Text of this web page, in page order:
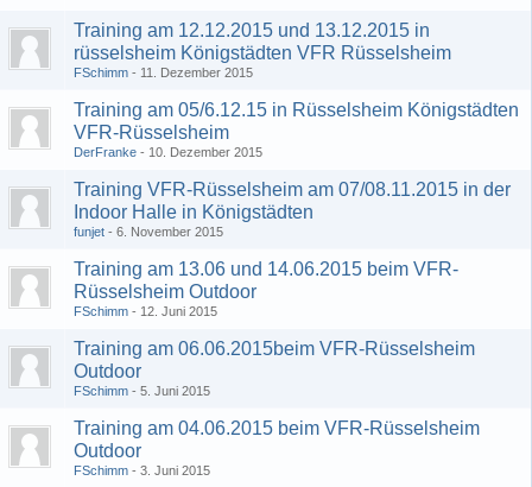
Training am 12.12.2015 und 13.12.2015 in
rüsselsheim Königstädten VFR Rüsselsheim
FSchimm 11. Dezember 2015
Training am 05/6.12.15 in Rüsselsheim Königstädten
VFR-Rüsselsheim
DerFranke 10. Dezember 2015
Training VFR-Rüsselsheim am 07/08.11.2015 in der
Indoor Halle in Königstädten
funjet 6. November 2015
Training am 13.06 und 14.06.2015 beim VFR-
Rüsselsheim Outdoor
FSchimm 12. Juni 2015
Training am 06.06.2015beim VFR-Rüsselsheim
Outdoor
FSchimm 5. Juni 2015
Training am 04.06.2015 beim VFR-Rüsselsheim
Outdoor
FSchimm 3. Juni 2015